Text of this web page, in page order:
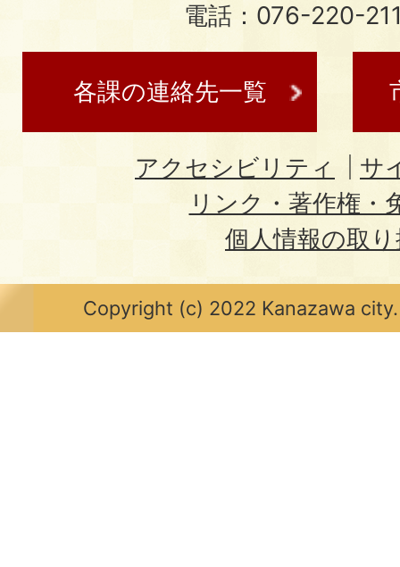
電話：076-220-
各課の連絡先一覧
アクセシビリティ
サ
リンク・著作権・
個人情報の取
Copyright (c) 2022 Kanazawa